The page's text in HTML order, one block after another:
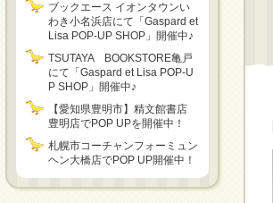
ブックエース イオンタウンい
わき小名浜店にて「Gaspard et
Lisa POP-UP SHOP」開催中♪
TSUTAYA BOOKSTORE亀戸
にて「Gaspard et Lisa POP-U
P SHOP」開催中♪
【愛知県豊明市】精文館書店
豊明店でPOP UPを開催中！
札幌市コーチャンフォーミュン
ヘン大橋店でPOP UP開催中！